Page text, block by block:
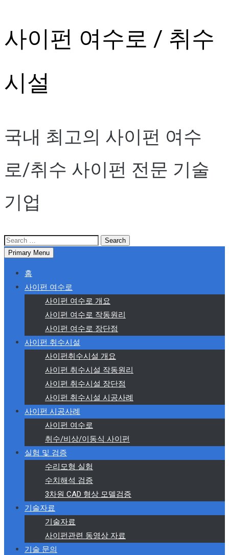
to
content
사이펀 여수로 / 취수
시설
국내 최고의 사이펀 여수
로/취수 사이펀 전문 기술
기업
Search
for:Primary Menu
홈
사이펀 여수로
사이펀 여수로 개요
사이펀 여수로 작동원리
사이펀 여수로 장단점
사이펀 취수시설
사이펀취수시설 개요
사이펀 취수시설 작동원리
사이펀 취수시설 장단점
사이펀 취수시설 시공사례
사이펀 시공사례
사이펀 여수로
취수/비상/이동식 사이펀
실험 및 검증
수리모형 실험
수치해석 검증
3차원 CAD 형상 모델검증
기술자료
기술자료
사이펀관련 동영상 자료
기술 문의